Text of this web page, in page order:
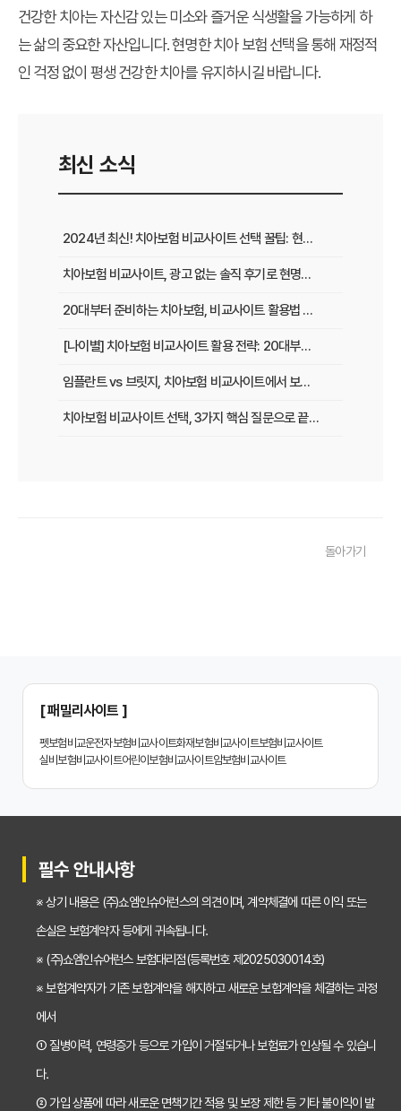
건강한 치아는 자신감 있는 미소와 즐거운 식생활을 가능하게 하
는 삶의 중요한 자산입니다. 현명한 치아 보험 선택을 통해 재정적
인 걱정 없이 평생 건강한 치아를 유지하시길 바랍니다.
최신 소식
2024년 최신! 치아보험 비교사이트 선택 꿀팁: 현명한 가입 전략 완벽 분석
치아보험 비교사이트, 광고 없는 솔직 후기로 현명하게 선택하는 법
20대부터 준비하는 치아보험, 비교사이트 활용법 A to Z
[나이별] 치아보험 비교사이트 활용 전략: 20대부터 60대까지 맞춤 가이드
임플란트 vs 브릿지, 치아보험 비교사이트에서 보장 범위 꼼꼼하게 확인하는 꿀팁
치아보험 비교사이트 선택, 3가지 핵심 질문으로 끝내기
치아보험 비교사이트 똑똑하게 활용하는 3가지 꿀팁
치아보험 비교사이트 선택 전 반드시 알아야 할 5가지 핵심 질문
임플란트, 크라운 치료비 부담? 치아보험 비교사이트 활용법 및 보장꿀팁
2026년 치아보험, 가격 vs 보장! 비교 분석으로 나에게 딱 맞는 보험 찾기
치아보험 비교사이트 활용법: 숨겨진 보장까지 꼼꼼하게 찾는 꿀팁
돌아가기
[ 패밀리사이트 ]
펫보험비교운전자보험비교사이트화재보험비교사이트보험비교사이트
실비보험비교사이트어린이보험비교사이트암보험비교사이트
필수 안내사항
※ 상기 내용은 (주)쇼엠인슈어런스의 의견이며, 계약체결에 따른 이익 또는
손실은 보험계약자 등에게 귀속됩니다.
※ (주)쇼엠인슈어런스 보험대리점(등록번호 제2025030014호)
※ 보험계약자가 기존 보험계약을 해지하고 새로운 보험계약을 체결하는 과정
에서
① 질병이력, 연령증가 등으로 가입이 거절되거나 보험료가 인상될 수 있습니
다.
② 가입 상품에 따라 새로운 면책기간 적용 및 보장 제한 등 기타 불이익이 발